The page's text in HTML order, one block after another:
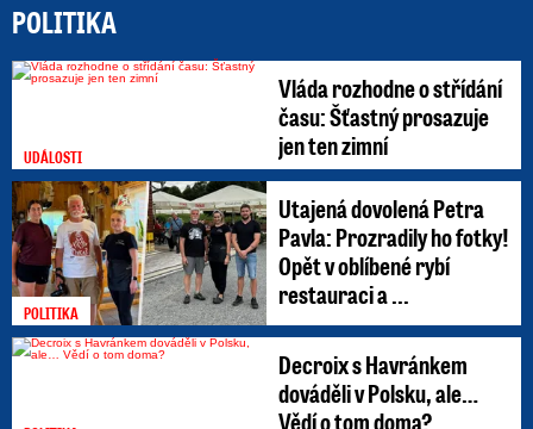
POLITIKA
UDÁLOSTI
Vláda rozhodne o střídání
času: Šťastný prosazuje
jen ten zimní
POLITIKA
Utajená dovolená Petra
Pavla: Prozradily ho fotky!
Opět v oblíbené rybí
restauraci a ...
Decroix s Havránkem
dováděli v Polsku, ale…
Vědí o tom doma?